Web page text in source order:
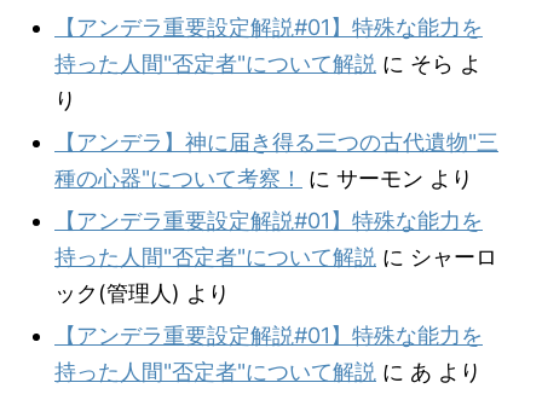
【アンデラ重要設定解説#01】特殊な能力を
持った人間"否定者"について解説 に そら よ
り
【アンデラ】神に届き得る三つの古代遺物"三
種の心器"について考察！
に サーモン より
【アンデラ重要設定解説#01】特殊な能力を
持った人間"否定者"について解説 に シャーロ
ック(管理人) より
【アンデラ重要設定解説#01】特殊な能力を
持った人間"否定者"について解説 に あ より